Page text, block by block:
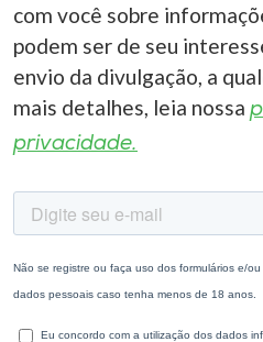
com você sobre
podem ser de seu
envio da divulgação, a
mais detalhes, leia nossa
privacidade.